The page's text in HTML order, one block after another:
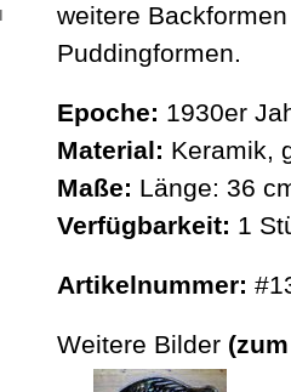
weitere
Puddingformen.
Epoche: 1930er
Material: Keramik,
Maße: Länge: 36
Verfügbarkeit: 1
Artikelnummer:
Weitere Bilder